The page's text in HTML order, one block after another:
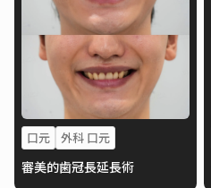
口元 外科 口元
審美的歯冠長延長術